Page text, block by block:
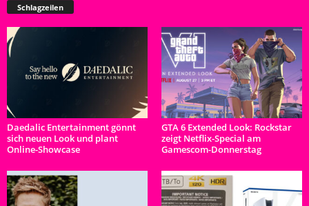
Schlagzeilen
Daedalic Entertainment gönnt
sich neuen Look und plant
Online-Showcase
GTA 6 Extended Look: Rockstar
zeigt Netflix-Special am
Gamescom-Donnerstag